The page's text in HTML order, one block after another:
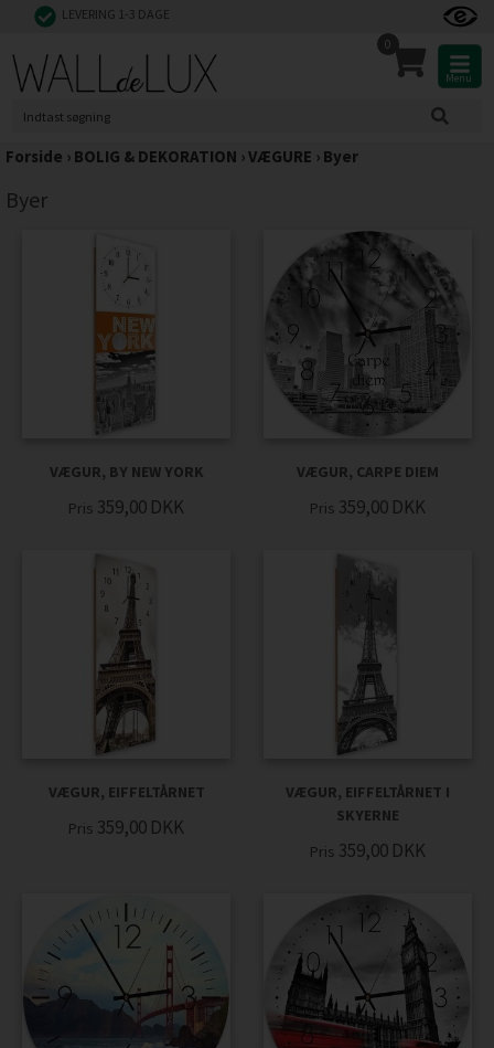
LEVERING 1-3 DAGE
0
Menu
Forside › BOLIG & DEKORATION ›VÆGURE › Byer
Byer
VÆGUR, BY NEW YORK
Pris 359,00 DKK
VÆGUR, CARPE DIEM
Pris 359,00 DKK
VÆGUR, EIFFELTÅRNET
Pris 359,00 DKK
VÆGUR, EIFFELTÅRNET I
SKYERNE
Pris 359,00 DKK